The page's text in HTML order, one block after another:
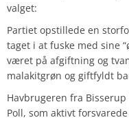
valget:
Partiet opstillede en
taget i at fuske med sine
været på afgiftning og
malakitgrøn og giftfyldt
Havbrugeren fra
Poll, som aktivt